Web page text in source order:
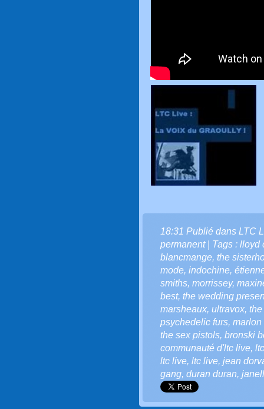
18:31 Publié dans LTC
permanent| Tags : lloyd
blancmange, the
mode, indochine,
smiths, morrissey,
best, the wedding
marsheaux, ultravox,
psychedelic furs, marlon
the sex pistols, bronski
communauté d'ltc live,
ltc live, ltc live, jean
gang, duran duran,